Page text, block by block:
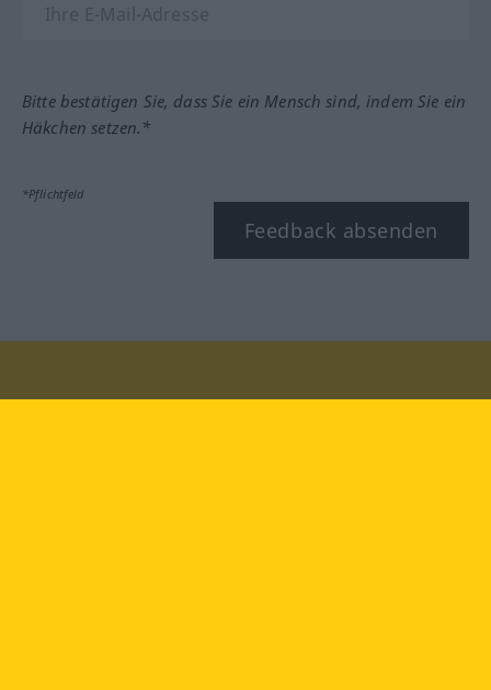
Bitte bestätigen Sie, dass Sie ein Mensch sind, indem Sie ein
Häkchen setzen.*
*Pflichtfeld
Feedback absenden
Besuchen Sie uns auf: